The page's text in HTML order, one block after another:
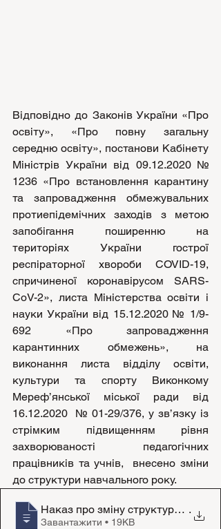
Відповідно до Законів України «Про
освіту», «Про повну загальну
середню освіту», постанови Кабінету
Міністрів України від 09.12.2020 №
1236 «Про встановлення карантину
та запровадження обмежувальних
протиепідемічних заходів з метою
запобігання поширенню на
територіях України гострої
респіраторної хвороби COVID-19,
спричиненої коронавірусом SARS-
CoV-2», листа Міністерства освіти і
науки України від 15.12.2020 № 1/9-
692 «Про запровадження
карантинних обмежень», на
виконання листа відділу освіти,
культури та спорту Виконкому
Мереф’янської міської ради від
16.12.2020  № 01-29/376, у зв’язку із
стрімким підвищенням рівня
захворюваності педагогічних
працівників та учнів,  внесено зміни
до структури навчального року.
Наказ про зміну структури .
Завантажити • 19KB